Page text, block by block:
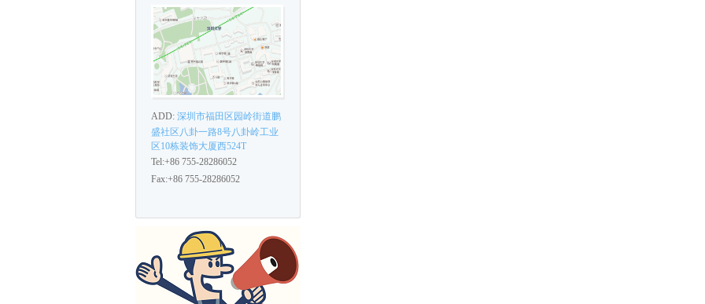
ADD: 深圳市福田区园岭街道鹏
盛社区八卦一路8号八卦岭工业
区10栋装饰大厦西524T
Tel:+86 755-28286052
Fax:+86 755-28286052